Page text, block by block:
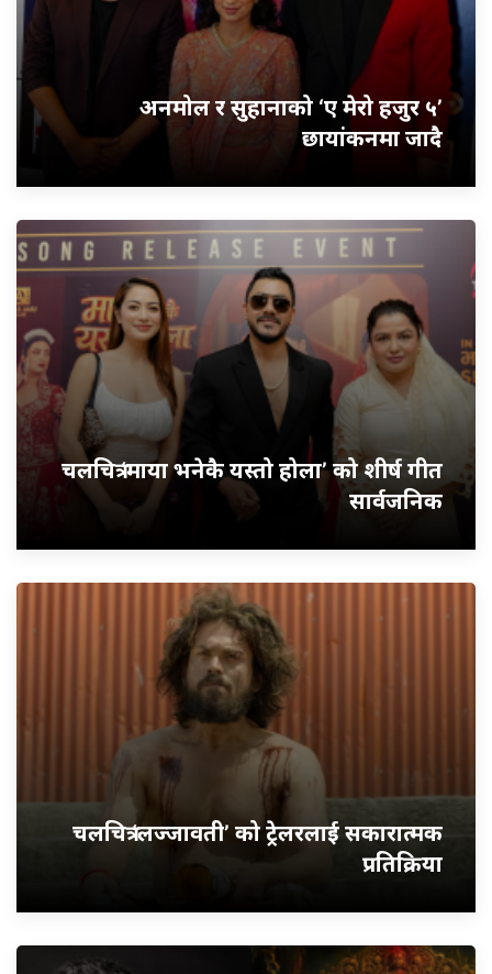
अनमोल र सुहानाको ‘ए मेरो हजुर ५’
छायांकनमा जादै
चलचित्र ‘माया भनेकै यस्तो होला’ को शीर्ष गीत
सार्वजनिक
चलचित्र ‘लज्जावती’ को ट्रेलरलाई सकारात्मक
प्रतिक्रिया